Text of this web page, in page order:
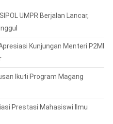
UMPR Berjalan Lancar,
Kunjungan Menteri P2MI
Ikuti Program Magang
Prestasi Mahasiswi Ilmu